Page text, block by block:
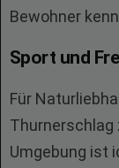
Bewohner
Sport und
Für
Thurnerschlag
Umgebung ist